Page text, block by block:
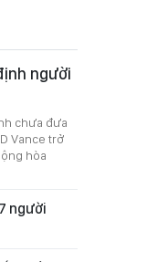
người
chưa đưa
Vance trở
hòa
người